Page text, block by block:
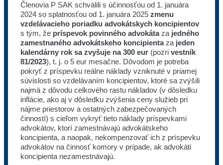
Členovia P SAK schválili s účinnosťou od 1. januára
2024 so splatnosťou od 1. januára 2025 zmenu
vzdelávacieho poriadku advokátskych koncipientov
s tým, že príspevok povinného advokátaza jedného
zamestnaného advokátskeho koncipientaza jeden
kalendárny rok sa zvyšuje na 300 eur (pozri vestník
81/2023), t. j. o 5 eur mesačne. Dôvodom je potreba
pokryť z príspevku reálne náklady vzniknuté v priamej
súvislosti so vzdelávaním koncipientov, ktoré sa zvýšili
najmä z dôvodu celkového rastu nákladov (v dôsledku
inflácie, ako aj v dôsledku zvýšenia ceny služieb pri
nájme priestorov a ostatných zabezpečovaných
činností) s cieľom vykryť tieto náklady príspevkami
advokátov, ktorí zamestnávajú advokátskeho
koncipienta, a naopak, nekompenzovať ich z príspevku
advokátov na činnosť komory v prípade, ak advokáti
koncipienta nezamestnávajú.